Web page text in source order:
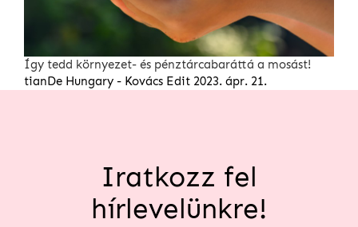
Így tedd környezet- és pénztárcabaráttá a mosást!
tianDe Hungary - Kovács Edit 2023. ápr. 21.
Iratkozz fel
hírlevelünkre!